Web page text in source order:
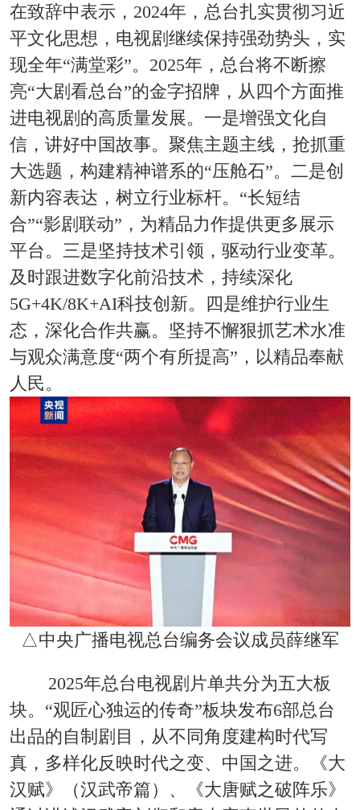
在致辞中表示，2024年，总台扎实贯彻习近
平文化思想，电视剧继续保持强劲势头，实
现全年“满堂彩”。2025年，总台将不断擦
亮“大剧看总台”的金字招牌，从四个方面推
进电视剧的高质量发展。一是增强文化自
信，讲好中国故事。聚焦主题主线，抢抓重
大选题，构建精神谱系的“压舱石”。二是创
新内容表达，树立行业标杆。“长短结
合”“影剧联动”，为精品力作提供更多展示
平台。三是坚持技术引领，驱动行业变革。
及时跟进数字化前沿技术，持续深化
5G+4K/8K+AI科技创新。四是维护行业生
态，深化合作共赢。坚持不懈狠抓艺术水准
与观众满意度“两个有所提高”，以精品奉献
人民。
△中央广播电视总台编务会议成员薛继军
2025年总台电视剧片单共分为五大板
块。“观匠心独运的传奇”板块发布6部总台
出品的自制剧目，从不同角度建构时代写
真，多样化反映时代之变、中国之进。《大
汉赋》（汉武帝篇）、《大唐赋之破阵乐》